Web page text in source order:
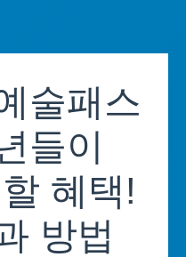
술패스
들이
혜택!
방법